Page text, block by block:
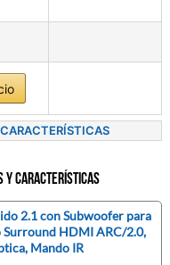
y características
2.1 con Subwoofer para
Surround HDMI ARC/2.0,
Mando IR